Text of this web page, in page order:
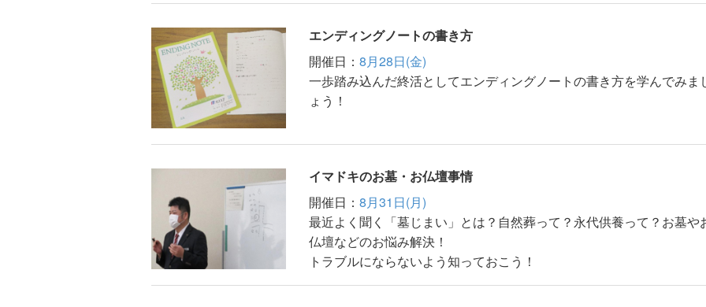
エンディングノートの書き方
開催日： 8月28日(金)
一歩踏み込んだ終活としてエンディングノートの書き方を学んでみま
ょう！
イマドキのお墓・お仏壇事情
開催日： 8月31日(月)
最近よく聞く「墓じまい」とは？自然葬って？永代供養って？お墓や
仏壇などのお悩み解決！
トラブルにならないよう知っておこう！